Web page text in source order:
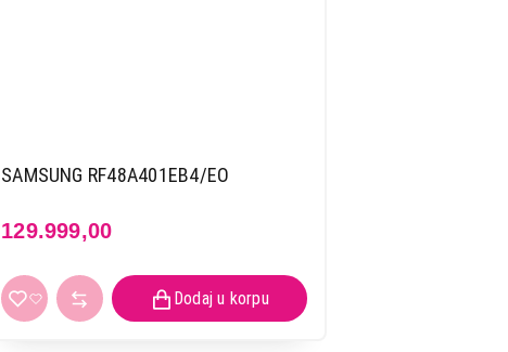
SAMSUNG RF48A401EB4/EO
129.999,00